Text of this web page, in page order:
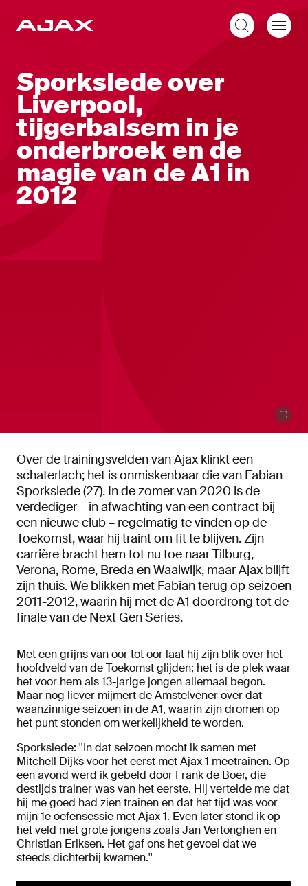
Sporkslede over
Liverpool,
tijgerbalsem in je
onderbroek en de
magie van de A1 in
2012
Over de trainingsvelden van Ajax klinkt een
schaterlach; het is onmiskenbaar die van Fabian
Sporkslede (27). In de zomer van 2020 is de
verdediger – in afwachting van een contract bij
een nieuwe club – regelmatig te vinden op de
Toekomst, waar hij traint om fit te blijven. Zijn
carrière bracht hem tot nu toe naar Tilburg,
Verona, Rome, Breda en Waalwijk, maar Ajax blijft
zijn thuis. We blikken met Fabian terug op seizoen
2011-2012, waarin hij met de A1 doordrong tot de
finale van de Next Gen Series.
Met een grijns van oor tot oor laat hij zijn blik over het
hoofdveld van de Toekomst glijden; het is de plek waar
het voor hem als 13-jarige jongen allemaal begon.
Maar nog liever mijmert de Amstelvener over dat
waanzinnige seizoen in de A1, waarin zijn dromen op
het punt stonden om werkelijkheid te worden.
Sporkslede: ''In dat seizoen mocht ik samen met
Mitchell Dijks voor het eerst met Ajax 1 meetrainen. Op
een avond werd ik gebeld door Frank de Boer, die
destijds trainer was van het eerste. Hij vertelde me dat
hij me goed had zien trainen en dat het tijd was voor
mijn 1e oefensessie met Ajax 1. Even later stond ik op
het veld met grote jongens zoals Jan Vertonghen en
Christian Eriksen. Het gaf ons het gevoel dat we
steeds dichterbij kwamen.''